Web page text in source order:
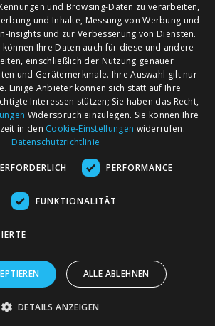
Märkte nach Bundesländern
Märkte nach PLZ
Märkte nach Umkreis
Flohmarkt
und Browsing-Daten zu verarbeiten,
und Inhalte, Messung von Werbung und
Insights und zur Verbesserung von Diensten.
können Ihre Daten auch für diese und andere
einschließlich der Nutzung genauer
und Gerätemerkmale. Ihre Auswahl gilt nur
Einige Anbieter können sich statt auf Ihre
Interessen stützen; Sie haben das Recht,
Widerspruch einzulegen. Sie können Ihre
in den Cookie-Einstellungen widerrufen.
Datenschutzrichtlinie
PERFORMANCE
FUNKTIONALITÄT
ALLE ABLEHNEN
DETAILS ANZEIGEN